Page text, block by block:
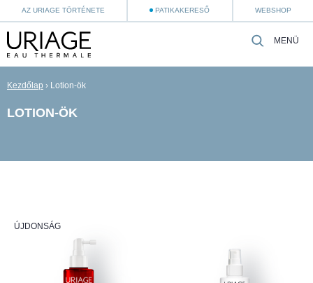
AZ URIAGE TÖRTÉNETE PATIKAKERESŐ WEBSHOP
MENÜ
Kezdőlap › Lotion-ök
LOTION-ÖK
ÚJDONSÁG